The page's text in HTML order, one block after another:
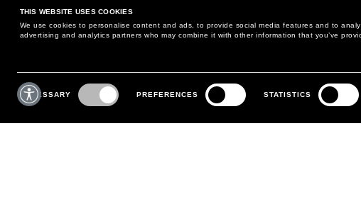
THIS WEBSITE USES COOKIES
We use cookies to personalise content and ads, to provide social media features and to
advertising and analytics partners who may combine it with other information that you’ve
Consent
Selection
NECESSARY PREFERENCES STATISTICS
BESOIN D'AIDE ?
TÉLÉPHONE :
+39 02 8295 6969
DU LUNDI AU VENDREDI
SERVICE CLIENTS
POLITIQUE D'ÉCHANGE ET
LEGAL